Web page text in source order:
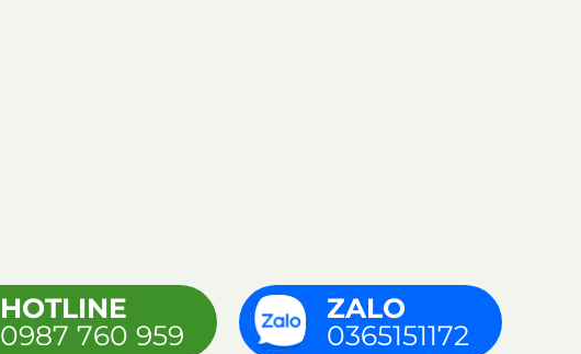
HOTLINE
0987 760 959
ZALO
0365151172